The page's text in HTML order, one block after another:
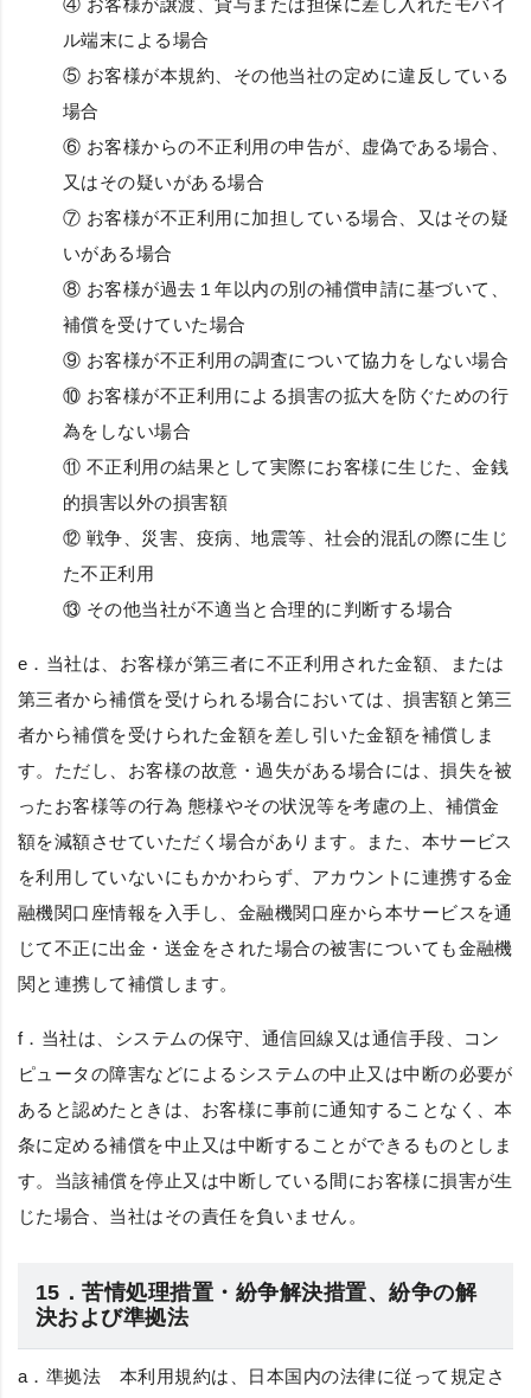
④ お客様が譲渡、貸与または担保に差し入れたモバイ
ル端末による場合
⑤ お客様が本規約、その他当社の定めに違反している
場合
⑥ お客様からの不正利用の申告が、虚偽である場合、
又はその疑いがある場合
⑦ お客様が不正利用に加担している場合、又はその疑
いがある場合
⑧ お客様が過去１年以内の別の補償申請に基づいて、
補償を受けていた場合
⑨ お客様が不正利用の調査について協力をしない場合
⑩ お客様が不正利用による損害の拡大を防ぐための行
為をしない場合
⑪ 不正利用の結果として実際にお客様に生じた、金銭
的損害以外の損害額
⑫ 戦争、災害、疫病、地震等、社会的混乱の際に生じ
た不正利用
⑬ その他当社が不適当と合理的に判断する場合
e．当社は、お客様が第三者に不正利用された金額、または
第三者から補償を受けられる場合においては、損害額と第三
者から補償を受けられた金額を差し引いた金額を補償しま
す。ただし、お客様の故意・過失がある場合には、損失を被
ったお客様等の行為 態様やその状況等を考慮の上、補償金
額を減額させていただく場合があります。また、本サービス
を利用していないにもかかわらず、アカウントに連携する金
融機関口座情報を入手し、金融機関口座から本サービスを通
じて不正に出金・送金をされた場合の被害についても金融機
関と連携して補償します。
f．当社は、システムの保守、通信回線又は通信手段、コン
ピュータの障害などによるシステムの中止又は中断の必要が
あると認めたときは、お客様に事前に通知することなく、本
条に定める補償を中止又は中断することができるものとしま
す。当該補償を停止又は中断している間にお客様に損害が生
じた場合、当社はその責任を負いません。
15．苦情処理措置・紛争解決措置、紛争の解
決および準拠法
a． 準拠法 本利用規約は、日本国内の法律に従って規定さ